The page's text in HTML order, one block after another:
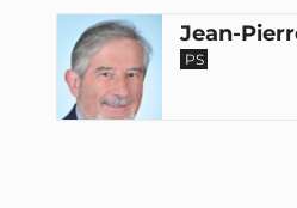
Jean-
PS